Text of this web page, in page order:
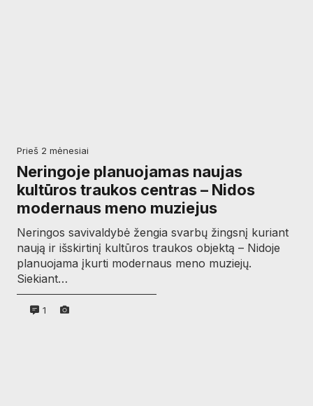
prieš 2 mėnesiai
Neringoje planuojamas naujas
kultūros traukos centras – Nidos
modernaus meno muziejus
Neringos savivaldybė žengia svarbų žingsnį kuriant
naują ir išskirtinį kultūros traukos objektą – Nidoje
planuojama įkurti modernaus meno muziejų.
Siekiant…
1